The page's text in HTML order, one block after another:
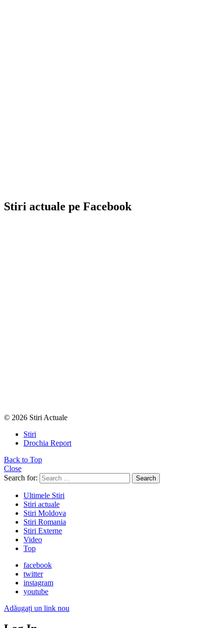
Stiri actuale pe Facebook
© 2026 Stiri Actuale
Stiri
Drochia Report
Back to Top
Close
Search for:
Search
Ultimele Stiri
Stiri actuale
Stiri Moldova
Stiri Romania
Stiri Externe
Video
Top
facebook
twitter
instagram
youtube
Adăugați un link nou